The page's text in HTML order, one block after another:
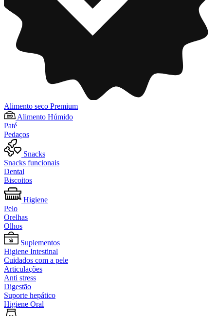
Alimento seco Premium
Alimento Húmido
Paté
Pedaços
Snacks
Snacks funcionais
Dental
Biscoitos
Higiene
Pelo
Orelhas
Olhos
Suplementos
Higiene Intestinal
Cuidados com a pele
Articulações
Anti stress
Digestão
Suporte hepático
Higiene Oral